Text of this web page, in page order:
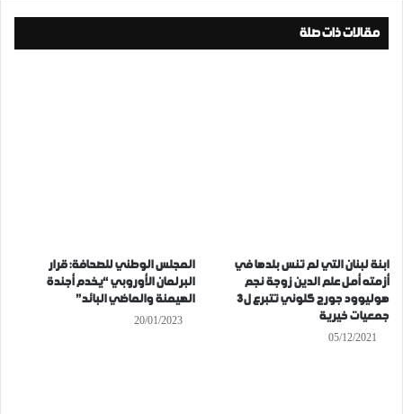
مقالات ذات صلة
ابنة لبنان التي لم تنس بلدها في
أزمته أمل علم الدين زوجة نجم
هوليوود جورج كلوني تتبرع ل3
جمعيات خيرية
05/12/2021
المجلس الوطني للصحافة: قرار
البرلمان الأوروبي “يخدم أجندة
الهيمنة والماضي البائد”
20/01/2023